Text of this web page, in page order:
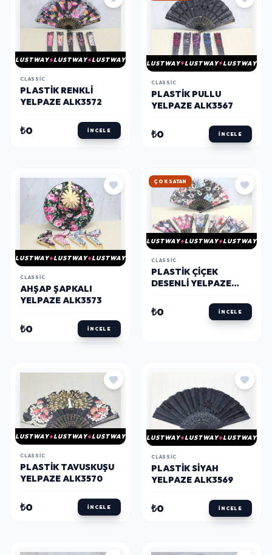
LUSTWAY LUSTWAY LUSTWAY
CLASSIC
PLASTIK RENKLI
YELPAZE ALK3572
₺0 İNCELE
LUSTWAY LUSTWAY LUSTWAY
CLASSIC
PLASTIK PULLU
YELPAZE ALK3567
₺0 İNCELE
LUSTWAY LUSTWAY LUSTWAY
CLASSIC
AHŞAP ŞAPKALI
YELPAZE ALK3573
₺0 İNCELE
HIZLI KARGO
LUSTWAY LUSTWAY LUSTWAY
CLASSIC
PLASTIK ÇIÇEK
DESENLI YELPAZE
₺0 İNCELE
LUSTWAY LUSTWAY LUSTWAY
CLASSIC
PLASTIK TAVUSKUŞU
YELPAZE ALK3570
₺0 İNCELE
LUSTWAY LUSTWAY LUSTWAY
CLASSIC
PLASTIK SIYAH
YELPAZE ALK3569
₺0 İNCELE